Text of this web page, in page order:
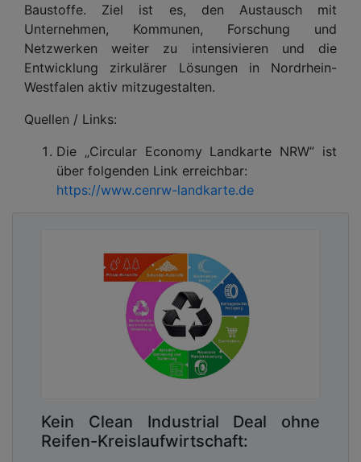
Baustoffe. Ziel ist es, den Austausch mit
Unternehmen, Kommunen, Forschung und
Netzwerken weiter zu intensivieren und die
Entwicklung zirkulärer Lösungen in Nordrhein-
Westfalen aktiv mitzugestalten.
Quellen / Links:
Die „Circular Economy Landkarte NRW” ist
über folgenden Link erreichbar:
https://www.cenrw-landkarte.de
Kein Clean Industrial Deal ohne
Reifen-Kreislaufwirtschaft: